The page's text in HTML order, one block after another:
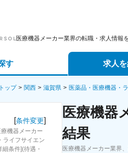
医療機器メーカー業界の転職・求人情報
す 求人
エージェント
スカウトサー
パートナーエー
ップ 関西 滋賀県 医薬品・医療機器・
[条件変更]
機器メーカー
ライフサイエン
条件](待遇・
医療機器
結果
医療機器メーカー業界